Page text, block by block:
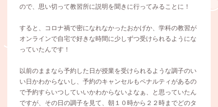
ので、思い切って教習所に説明を聞きに行ってみることに！
すると、コロナ禍で密になれなかったおかげか、学科の教習が
オンラインで自宅で好きな時間に少しずつ受けられるようにな
っていたんです！
以前のままなら予約した日が授業を受けられるような調子のい
い日かわからないし、予約のキャンセルもペナルティがあるの
で予約すらいつしていいかわからないよなぁ、と思っていたん
ですが、その日の調子を見て、朝１０時から２２時までどのタ